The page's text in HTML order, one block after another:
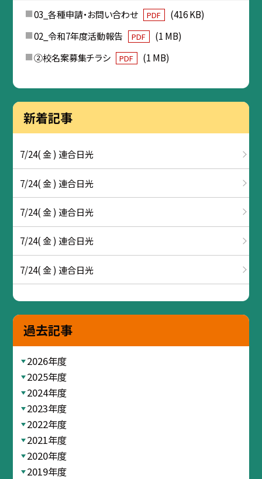
03_各種申請・お問い合わせ PDF
(416 KB)
02_令和7年度活動報告
PDF
(1 MB)
②校名案募集チラシ
PDF (1 MB)
新着記事
7/24( 金 ) 連合日光
7/24( 金 ) 連合日光
7/24( 金 ) 連合日光
7/24( 金 ) 連合日光
7/24( 金 ) 連合日光
過去記事
2026年度
2025年度
2024年度
2023年度
2022年度
2021年度
2020年度
2019年度